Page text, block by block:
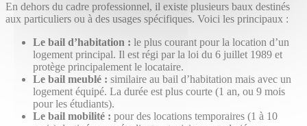
En dehors du cadre professionnel, il existe plusieurs baux destinés
aux particuliers ou à des usages spécifiques. Voici les principaux :
Le bail d’habitation : le plus courant pour la location d’un
logement principal. Il est régi par la loi du 6 juillet 1989 et
protège principalement le locataire.
Le bail meublé : similaire au bail d’habitation mais avec un
logement équipé. La durée est plus courte (1 an, ou 9 mois
pour les étudiants).
Le bail mobilité : pour des locations temporaires (1 à 10